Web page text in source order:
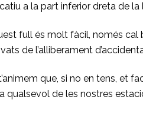
a la part inferior dreta de la
full és molt fàcil, només cal
de l’alliberament
que, si no en tens, et
qualsevol de les nostres